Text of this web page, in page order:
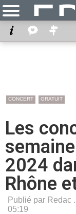
CONCERT GRATUIT
Les
2024
Rhône
Publié par Redac
05:19